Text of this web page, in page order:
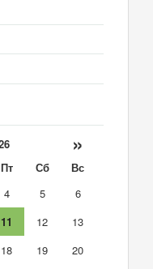
»
Пт Сб
Вс
4 5
6
11 12
13
18 19
20